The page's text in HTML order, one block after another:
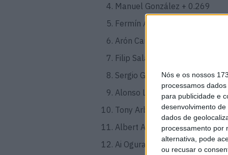
Nós e os nossos
processamos
para publicidade e
desenvolvimento de
dados de
processamento por
alternativa, pode
ou recusar o
Manuel González + 0.269
Fermín Aldeguer + 0.276
Arón Canet + 0.295
Filip Salac + 0.418
Sergio García + 0.425
Alonso López + 0.495
Tony Arbolino + 0.548
Albert Arenas + 0.670
Ai Ogura + 0.690